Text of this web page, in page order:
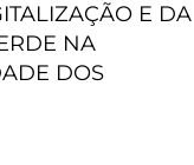
E DA
NA
DOS